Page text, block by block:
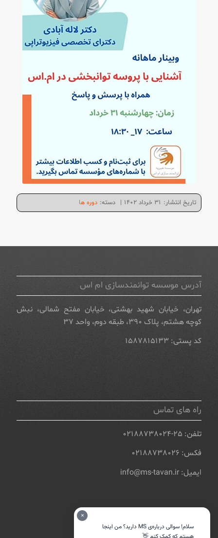
تاریخ انتشار: ۳۱ خرداد ۱۴۰۲ | دسته: دوره ها
آدرس موسسه توانمندسازی ام اس
تهران، خیابان شهید بهشتی، خیابان مفتح شمالی، نبش
کوچه هشتم، پلاک ۳۹۰، طبقه دوم، واحد ۳۷
کد پستی: ۱۵۸۷۸۱۵۱۳۳
راه های تماس
تلفن: ۲۵-۰۲۱۸۸۷۳۸۰۲۴
فکس: ۰۲۱۸۸۷۳۸۰۲۶
ایمیل: info@ms-tavan.ir
×
سلام! سوالی درباره‌ی MS دارید؟ من اینجا